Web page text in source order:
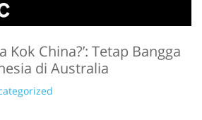
Kok China?’: Tetap Bangga
di Australia